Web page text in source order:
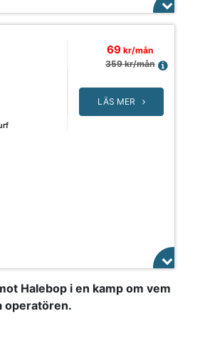
69 kr/mån
359 kr/mån
LÄS MER
Halebop i en kamp om vem
operatören.